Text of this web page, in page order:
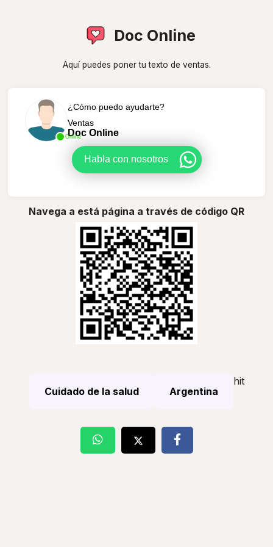
Doc Online
Aquí puedes poner tu texto de ventas.
Online
¿Cómo puedo ayudarte?
Ventas
Doc Online
Habla con nosotros
Navega a está página a través de código QR
Cuidado de la salud Argentina
hit